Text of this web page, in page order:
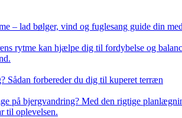
– lad bølger, vind og fuglesang guide din
rytme kan hjælpe dig til fordybelse og
Sådan forbereder du dig til kuperet terræn
på bjergvandring? Med den rigtige
til oplevelsen.